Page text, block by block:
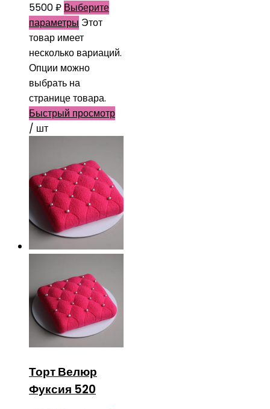
5500₽ Выберите
параметры Этот
товар имеет
несколько вариаций.
Опции можно
выбрать на
странице товара.
Быстрый просмотр
/ шт
Торт Велюр
Фуксия 520